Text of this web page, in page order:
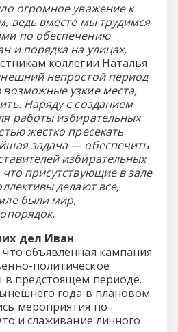
огромное уважение к
ведь вместе мы трудимся
по обеспечению
и порядка на улицах,
коллегии Наталья
непростой период
узкие места,
Наряду с созданием
работы избирательных
жестко пресекать
задача — обеспечить
избирательных
присутствующие в зале
делают все,
были мир,
дел Иван
объявленная кампания
политическое
в предстоящем периоде.
года в плановом
мероприятия по
и слаживание личного